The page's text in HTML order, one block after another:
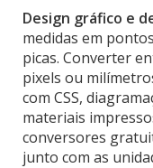
Design gráfico e
medidas em
picas. Converter
pixels ou
com CSS,
materiais
conversores
junto com as